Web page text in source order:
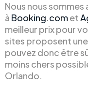
Nous nous sommes
à Booking.comet
meilleur prix pour
sites proposent
pouvez donc être
moins chers
Orlando.